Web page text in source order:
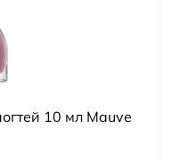
10 мл Mauve